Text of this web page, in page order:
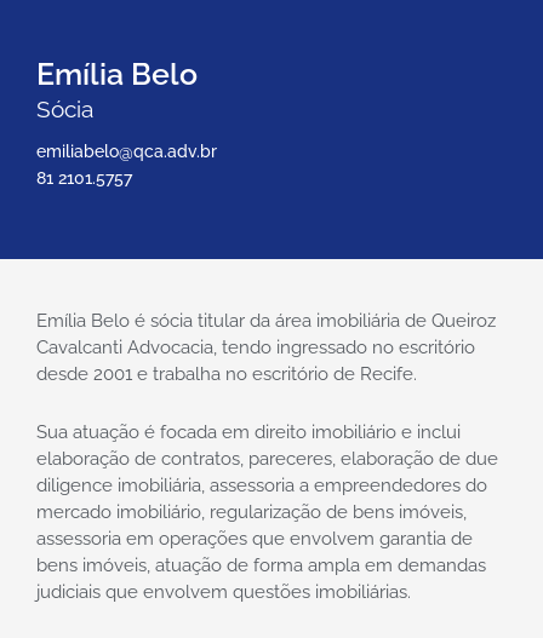
Emília Belo
Sócia
emiliabelo@qca.adv.br
81 2101.5757
Emília Belo é sócia titular da área imobiliária de Queiroz
Cavalcanti Advocacia, tendo ingressado no escritório
desde 2001 e trabalha no escritório de Recife.
Sua atuação é focada em direito imobiliário e inclui
elaboração de contratos, pareceres, elaboração de due
diligence imobiliária, assessoria a empreendedores do
mercado imobiliário, regularização de bens imóveis,
assessoria em operações que envolvem garantia de
bens imóveis, atuação de forma ampla em demandas
judiciais que envolvem questões imobiliárias.